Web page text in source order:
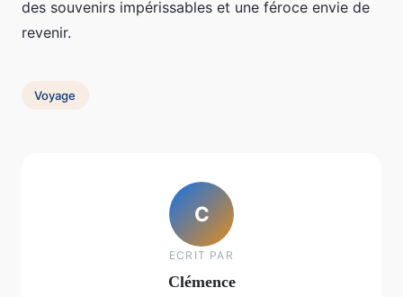
des souvenirs impérissables et une féroce envie de
revenir.
Voyage
C
ECRIT PAR
Clémence